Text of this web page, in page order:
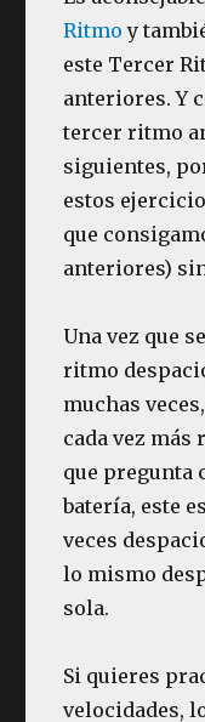
Ritmo y
este Tercer
anteriores. Y
tercer ritmo
siguientes,
estos
que
anteriores)
Una vez que
ritmo
muchas
cada vez más
que pregunta
batería, este
veces
lo mismo
sola.
Si quieres
velocidades,